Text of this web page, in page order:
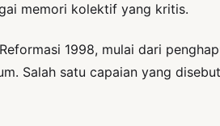
memori kolektif yang kritis.
1998, mulai dari
Salah satu capaian yang